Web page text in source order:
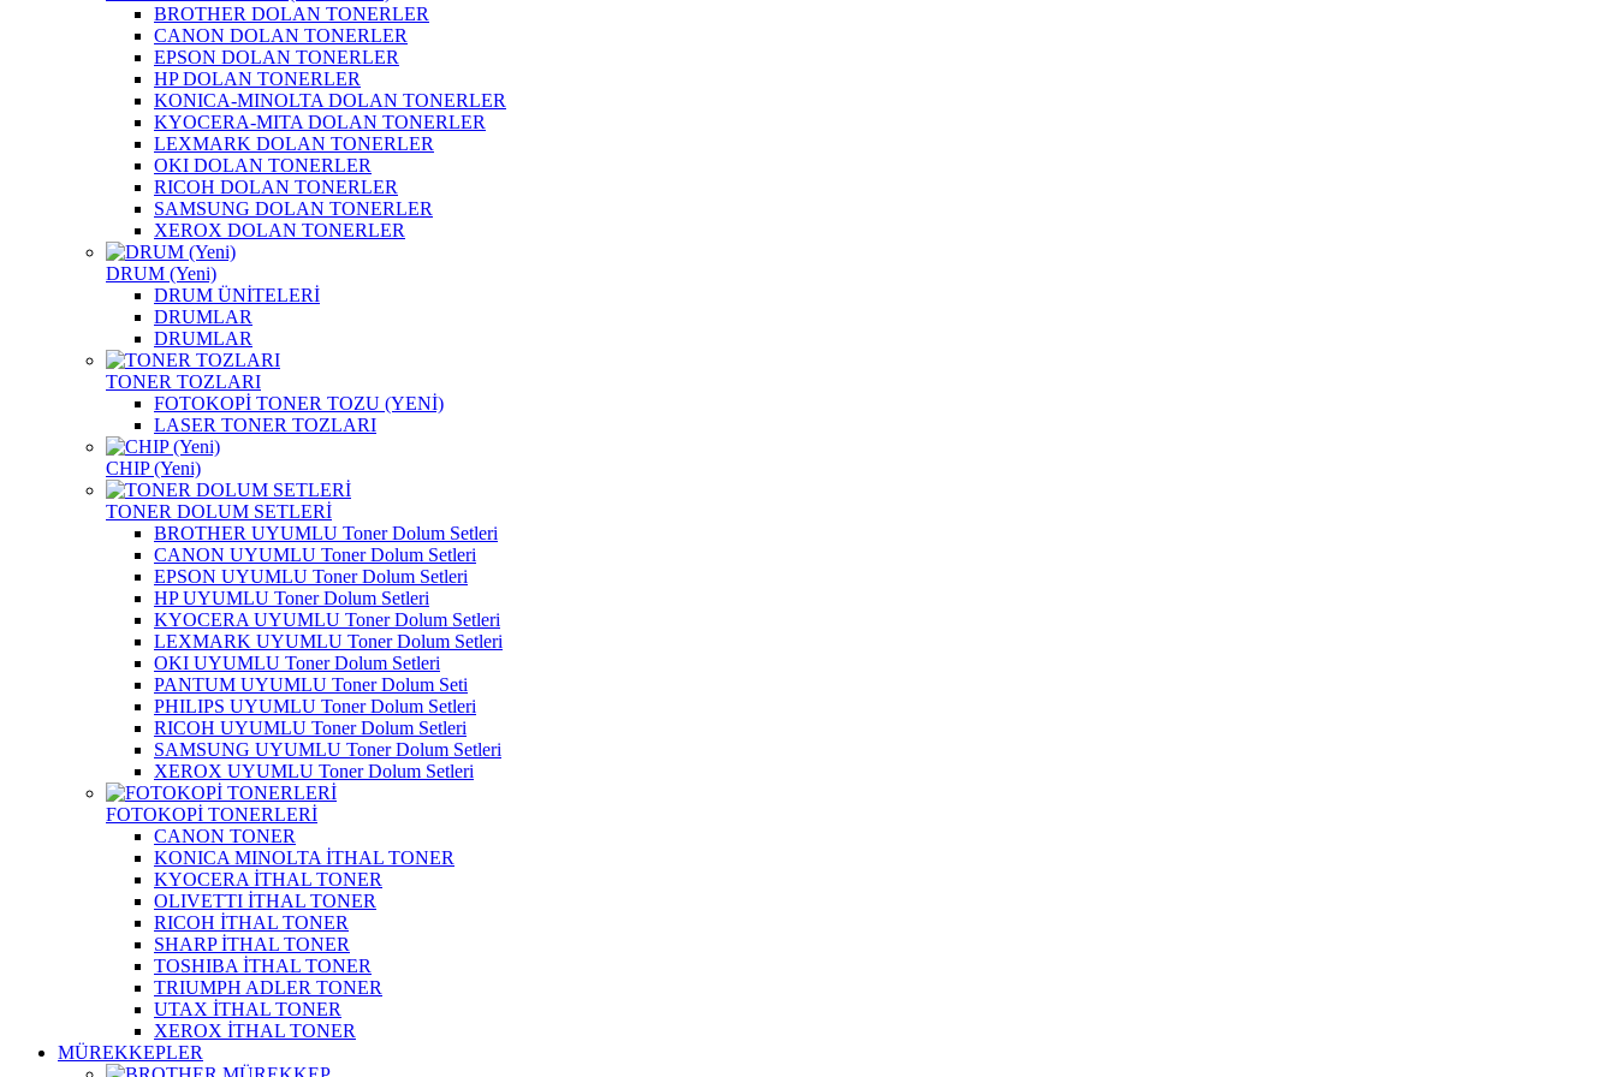
BROTHER DOLAN TONERLER
CANON DOLAN TONERLER
EPSON DOLAN TONERLER
HP DOLAN TONERLER
KONICA-MINOLTA DOLAN TONERLER
KYOCERA-MITA DOLAN TONERLER
LEXMARK DOLAN TONERLER
OKI DOLAN TONERLER
RICOH DOLAN TONERLER
SAMSUNG DOLAN TONERLER
XEROX DOLAN TONERLER
DRUM (Yeni)
DRUM ÜNİTELERİ
DRUMLAR
DRUMLAR
TONER TOZLARI
FOTOKOPİ TONER TOZU (YENİ)
LASER TONER TOZLARI
CHIP (Yeni)
TONER DOLUM SETLERİ
BROTHER UYUMLU Toner Dolum Setleri
CANON UYUMLU Toner Dolum Setleri
EPSON UYUMLU Toner Dolum Setleri
HP UYUMLU Toner Dolum Setleri
KYOCERA UYUMLU Toner Dolum Setleri
LEXMARK UYUMLU Toner Dolum Setleri
OKI UYUMLU Toner Dolum Setleri
PANTUM UYUMLU Toner Dolum Seti
PHILIPS UYUMLU Toner Dolum Setleri
RICOH UYUMLU Toner Dolum Setleri
SAMSUNG UYUMLU Toner Dolum Setleri
XEROX UYUMLU Toner Dolum Setleri
FOTOKOPİ TONERLERİ
CANON TONER
KONICA MINOLTA İTHAL TONER
KYOCERA İTHAL TONER
OLIVETTI İTHAL TONER
RICOH İTHAL TONER
SHARP İTHAL TONER
TOSHIBA İTHAL TONER
TRIUMPH ADLER TONER
UTAX İTHAL TONER
XEROX İTHAL TONER
MÜREKKEPLER